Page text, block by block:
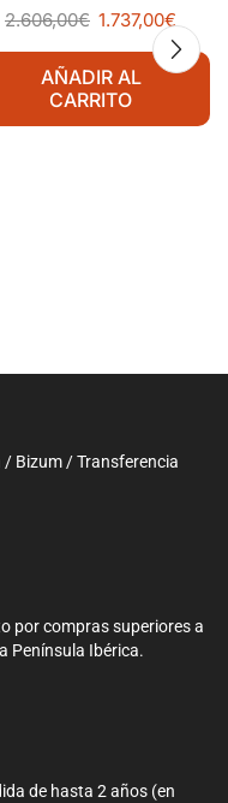
Línea Padova
2.606,00€ 1.737,00€
AÑADIR AL
CARRITO
Bizum / Transferencia
por compras superiores a
Península Ibérica.
de hasta 2 años (en